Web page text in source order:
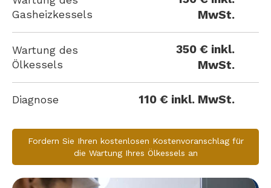
Gasheizkessels
MwSt.
Wartung des
Ölkessels
350 € inkl.
MwSt.
Diagnose 110 € inkl. MwSt.
Fordern Sie Ihren kostenlosen Kostenvoranschlag für
die Wartung Ihres Ölkessels an